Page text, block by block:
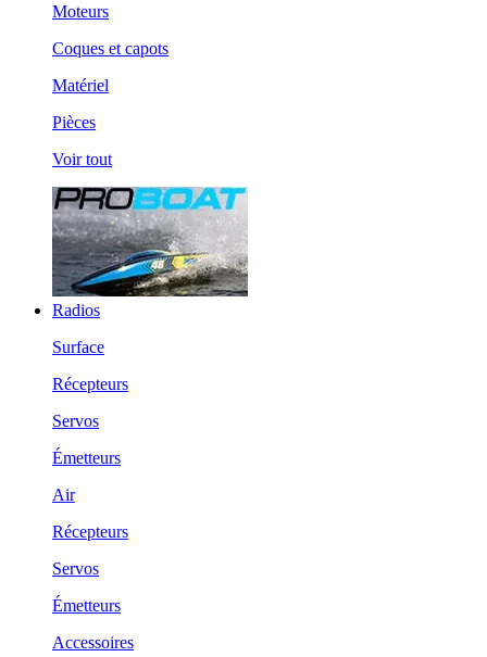
Moteurs
Coques et capots
Matériel
Pièces
Voir tout
Radios
Surface
Récepteurs
Servos
Émetteurs
Air
Récepteurs
Servos
Émetteurs
Accessoires